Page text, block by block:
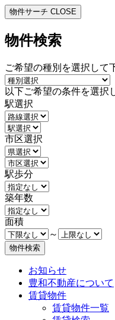
物件サーチ CLOSE
物件検索
ご希望の種別を選択して
以下ご希望の条件を選択
駅選択
市区選択
駅歩分
築年数
面積
～
お知らせ
豊和不動産について
賃貸物件
賃貸物件一覧